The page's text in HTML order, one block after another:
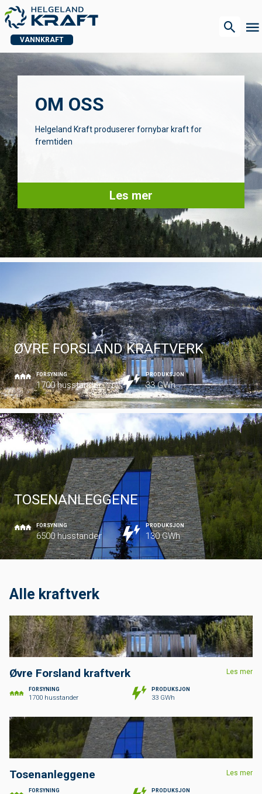
VANNKRAFT
OM OSS
Helgeland Kraft produserer fornybar kraft for
fremtiden
Les mer
ØVRE FORSLAND KRAFTVERK
FORSYNING
1700 husstander
PRODUKSJON
33 GWh
TOSENANLEGGENE
FORSYNING
6500 husstander
PRODUKSJON
130 GWh
Alle kraftverk
Øvre Forsland kraftverk Les mer
FORSYNING
1700 husstander
PRODUKSJON
33 GWh
Tosenanleggene Les mer
FORSYNING PRODUKSJON